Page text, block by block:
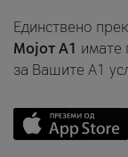
Единствено
Мојот A1 имате
за Вашите A1